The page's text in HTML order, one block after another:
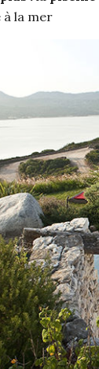
à la mer